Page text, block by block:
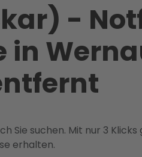
-
in
Sie suchen. Mit nur 3 Klicks
erhalten.